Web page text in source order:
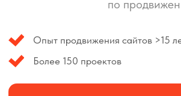
Содержание: